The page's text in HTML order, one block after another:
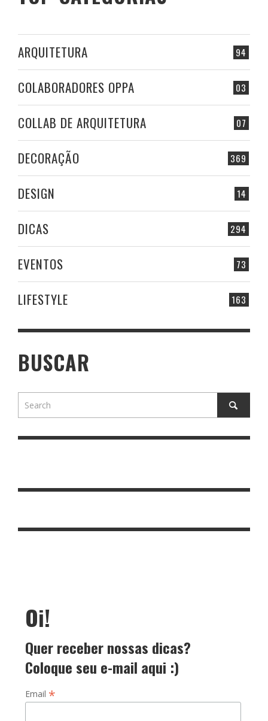
94
ARQUITETURA
03
COLABORADORES OPPA
07
COLLAB DE ARQUITETURA
369
DECORAÇÃO
14
DESIGN
294
DICAS
73
EVENTOS
163
LIFESTYLE
BUSCAR
Oi!
Quer receber nossas dicas?
Coloque seu e-mail aqui :)
Email *